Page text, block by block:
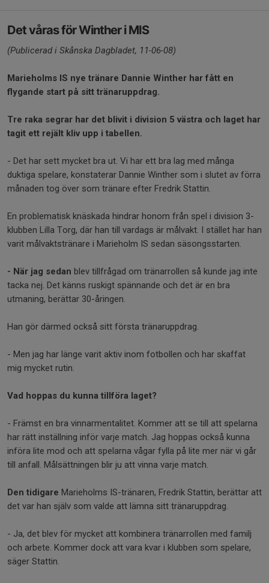
Det våras för Winther i MIS
(Publicerad i Skånska Dagbladet, 11-06-08)
Marieholms IS nye tränare Dannie Winther har fått en
flygande start på sitt tränaruppdrag.
Tre raka segrar har det blivit i division 5 västra och laget har
tagit ett rejält kliv upp i tabellen.
- Det har sett mycket bra ut. Vi har ett bra lag med många
duktiga spelare, konstaterar Dannie Winther som i slutet av förra
månaden tog över som tränare efter Fredrik Stattin.
En problematisk knäskada hindrar honom från spel i division 3-
klubben Lilla Torg, där han till vardags är målvakt. I stället har han
varit målvaktstränare i Marieholm IS sedan säsongsstarten.
- När jag sedan blev tillfrågad om tränarrollen så kunde jag inte
tacka nej. Det känns ruskigt spännande och det är en bra
utmaning, berättar 30-åringen.
Han gör därmed också sitt första tränaruppdrag.
- Men jag har länge varit aktiv inom fotbollen och har skaffat
mig mycket rutin.
Vad hoppas du kunna tillföra laget?
- Främst en bra vinnarmentalitet. Kommer att se till att spelarna
har rätt inställning inför varje match. Jag hoppas också kunna
införa lite mod och att spelarna vågar fylla på lite mer när vi går
till anfall. Målsättningen blir ju att vinna varje match.
Den tidigare Marieholms IS-tränaren, Fredrik Stattin, berättar att
det var han själv som valde att lämna sitt tränaruppdrag.
- Ja, det blev för mycket att kombinera tränarrollen med familj
och arbete. Kommer dock att vara kvar i klubben som spelare,
säger Stattin.